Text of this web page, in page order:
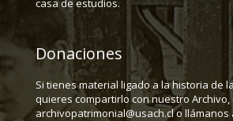
casa de estudios.
Donaciones
Si tienes material ligado a la historia de
quieres compartirlo con nuestro
archivopatrimonial@usach.cl o llámanos